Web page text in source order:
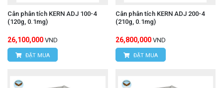
Cân phân tích KERN ADJ 100-4
(120g, 0.1mg)
26,100,000 VND
ĐẶT MUA
Cân phân tích KERN ADJ 200-4
(210g, 0.1mg)
26,800,000 VND
ĐẶT MUA